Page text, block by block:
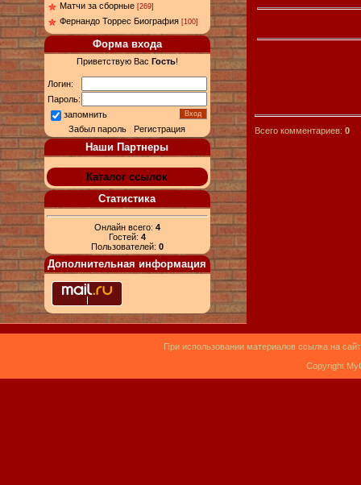
Матчи за сборные [269]
Фернандо Торрес Биография [100]
Форма входа
Приветствую Вас Гость!
Логин:
Пароль:
запомнить
Забыл пароль |Регистрация
Наши Партнеры
Каталог ссылок
Статистика
Онлайн всего: 4
Гостей: 4
Пользователей: 0
Дополнительная информация
Всего комментариев: 0
При использовании материалов ссылка на
Copyright